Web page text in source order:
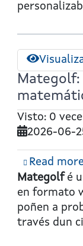
Mategolf:
Visto: 0
2026-06-
Read
Mategolf é
en formato
poñen a
través dun